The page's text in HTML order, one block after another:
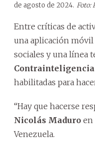
de agosto de 2024. Foto:
Entre críticas de
una aplicación
sociales y una línea
habilitadas para
“Hay que hacerse
Nicolás Maduro en
Venezuela.